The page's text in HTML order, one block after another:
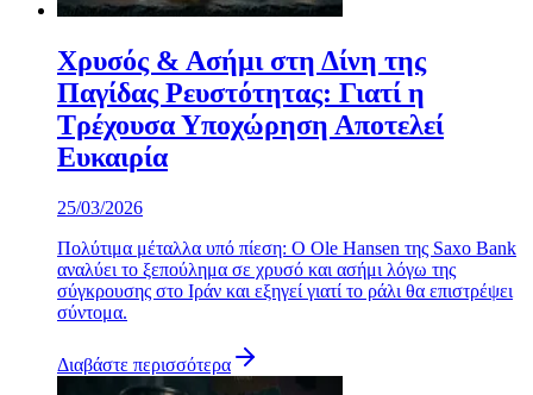
Χρυσός & Ασήμι στη Δίνη της
Παγίδας Ρευστότητας: Γιατί η
Τρέχουσα Υποχώρηση Αποτελεί
Ευκαιρία
25/03/2026
Πολύτιμα μέταλλα υπό πίεση: Ο Ole Hansen της Saxo Bank
αναλύει το ξεπούλημα σε χρυσό και ασήμι λόγω της
σύγκρουσης στο Ιράν και εξηγεί γιατί το ράλι θα επιστρέψει
σύντομα.
Διαβάστε περισσότερα